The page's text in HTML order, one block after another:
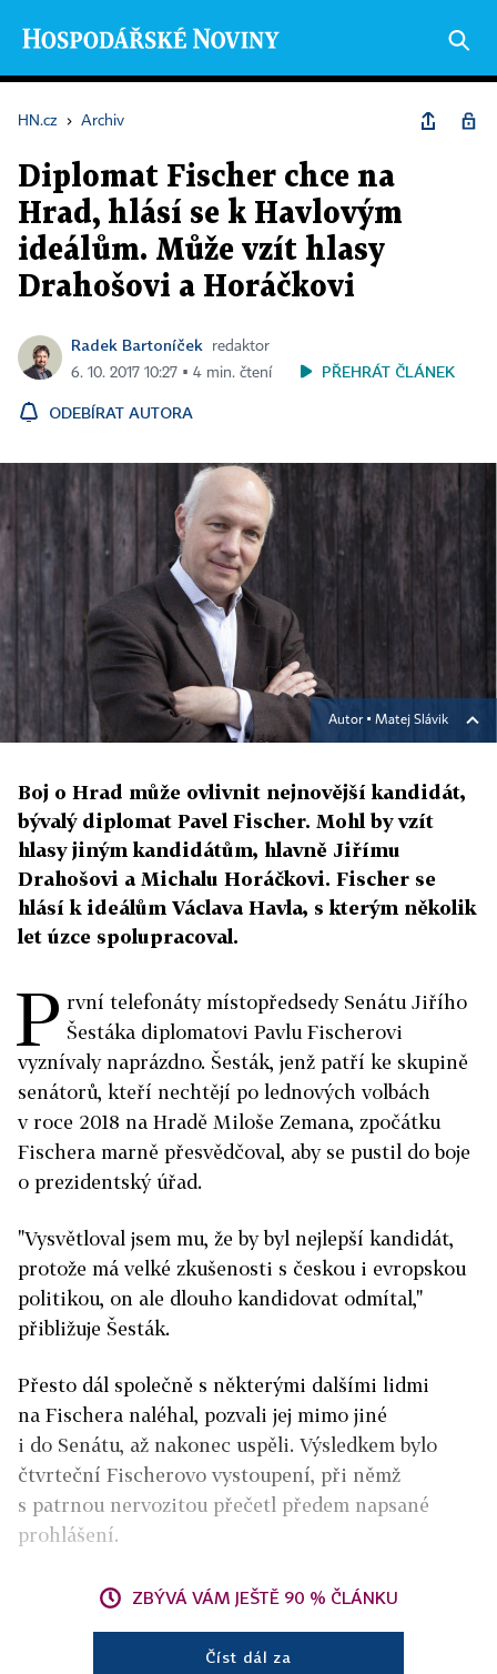
HN.cz › Archiv
Diplomat Fischer chce na
Hrad, hlásí se k Havlovým
ideálům. Může vzít hlasy
Drahošovi a Horáčkovi
Radek Bartoníček
redaktor
6. 10. 2017 10:27 ▪ 4 min. čtení
PŘEHRÁT ČLÁNEK
ODEBÍRAT AUTORA
Autor ▪ Matej Slávik
Boj o Hrad může ovlivnit nejnovější kandidát,
bývalý diplomat Pavel Fischer. Mohl by vzít
hlasy jiným kandidátům, hlavně Jiřímu
Drahošovi a Michalu Horáčkovi. Fischer se
hlásí k ideálům Václava Havla, s kterým několik
let úzce spolupracoval.
P rvní telefonáty místopředsedy Senátu Jiřího
Šestáka diplomatovi Pavlu Fischerovi
vyznívaly naprázdno. Šesták, jenž patří ke skupině
senátorů, kteří nechtějí po lednových volbách
v roce 2018 na Hradě Miloše Zemana, zpočátku
Fischera marně přesvědčoval, aby se pustil do boje
o prezidentský úřad.
"Vysvětloval jsem mu, že by byl nejlepší kandidát,
protože má velké zkušenosti s českou i evropskou
politikou, on ale dlouho kandidovat odmítal,"
přibližuje Šesták.
Přesto dál společně s některými dalšími lidmi
na Fischera naléhal, pozvali jej mimo jiné
i do Senátu, až nakonec uspěli. Výsledkem bylo
čtvrteční Fischerovo vystoupení, při němž
s patrnou nervozitou přečetl předem napsané
prohlášení.
ZBÝVÁ VÁM JEŠTĚ 90 % ČLÁNKU
Číst dál za